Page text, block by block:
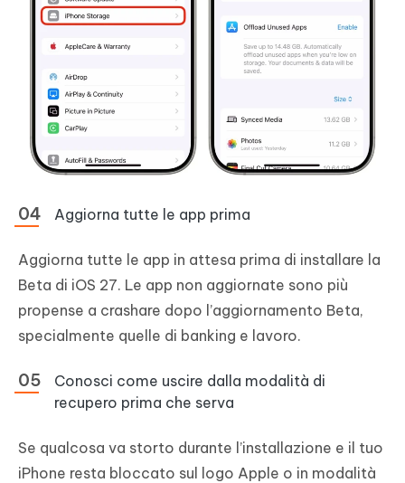
Aggiorna tutte le app prima
Aggiorna tutte le app in attesa prima di installare la
Beta di iOS 27. Le app non aggiornate sono più
propense a crashare dopo l’aggiornamento Beta,
specialmente quelle di banking e lavoro.
Conosci come uscire dalla modalità di
recupero prima che serva
Se qualcosa va storto durante l’installazione e il tuo
iPhone resta bloccato sul logo Apple o in modalità